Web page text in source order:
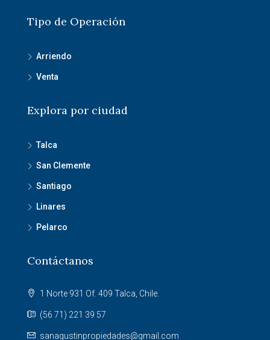
Tipo de Operación
Arriendo
Venta
Explora por ciudad
Talca
San Clemente
Santiago
Linares
Pelarco
Contáctanos
1 Norte 931 Of. 409 Talca, Chile.
(56 71) 221 39 57
sanagustinpropiedades@gmail.com